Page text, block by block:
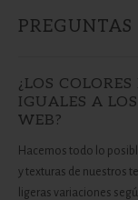
la
PREGUNTAS
¿LOS
IGUALES A
WEB?
Hacemos todo lo
y texturas de nuestros
ligeras variaciones